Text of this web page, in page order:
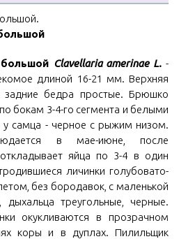
Clavellaria amerinae L. -
длиной 16-21 мм. Верхняя
задние бедра простые. Брюшко
бокам 3-4-го сегмента и белыми
самца - черное с рыжим низом.
в мае-июне, после
яйца по 3-4 в один
личинки голубовато-
без бородавок, с маленькой
дыхальца треугольные, черные.
окукливаются в прозрачном
коры и в дуплах. Пилильщик